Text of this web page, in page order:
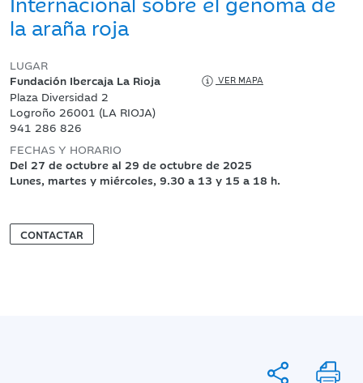
la araña roja
LUGAR
Fundación Ibercaja La Rioja
VER MAPA
Plaza Diversidad 2
Logroño 26001 (LA RIOJA)
941 286 826
FECHAS Y HORARIO
Del 27 de octubre al 29 de octubre de 2025
Lunes, martes y miércoles, 9.30 a 13 y 15 a 18 h.
CONTACTAR